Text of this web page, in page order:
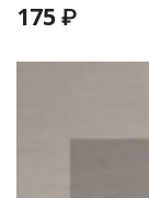
175 ₽